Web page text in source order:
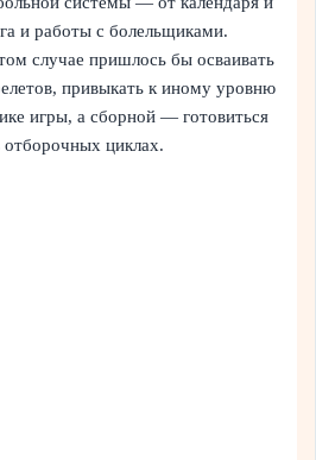
и работы с болельщиками.
случае пришлось бы осваивать
привыкать к иному уровню
игры, а сборной — готовиться
циклах.